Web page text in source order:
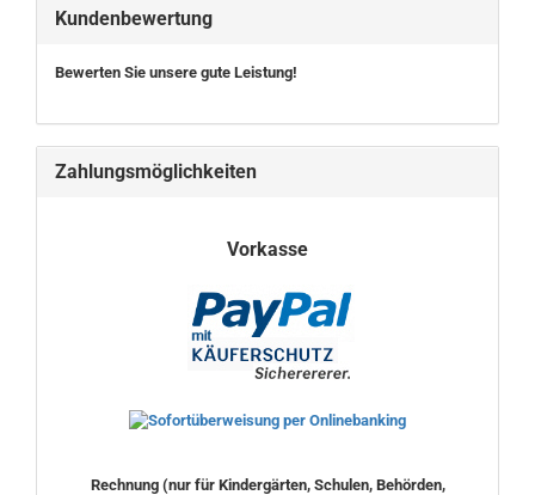
Kundenbewertung
Bewerten Sie unsere gute Leistung!
Zahlungsmöglichkeiten
Vorkasse
Rechnung (nur für Kindergärten, Schulen, Behörden,